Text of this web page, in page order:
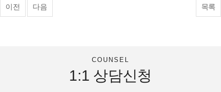
이전 다음 목록
COUNSEL
1:1 상담신청